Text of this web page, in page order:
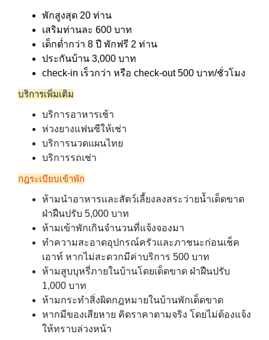
พักสูงสุด 20 ท่าน
เสริมท่านละ 600 บาท
เด็กต่ำกว่า 8 ปี พักฟรี 2 ท่าน
ประกันบ้าน 3,000 บาท
check-in เร็วกว่า หรือ check-out 500 บาท/ชั่วโมง
บริการเพิ่มเติม
บริการอาหารเช้า
ห่วงยางแฟนซีให้เช่า
บริการนวดแผนไทย
บริการรถเช่า
กฎระเบียบเข้าพัก
ห้ามนำอาหารและสัตว์เลี้ยงลงสระว่ายน้ำเด็ดขาด
ฝ่าฝืนปรับ 5,000 บาท
ห้ามเข้าพักเกินจำนวนที่แจ้งจองมา
ทำความสะอาดอุปกรณ์ครัวและภาชนะก่อนเช็ค
เอาท์ หากไม่สะดวกมีค่าบริการ 500 บาท
ห้ามสูบบุหรี่ภายในบ้านโดยเด็ดขาด ฝ่าฝืนปรับ
1,000 บาท
ห้ามกระทำสิ่งผิดกฎหมายในบ้านพักเด็ดขาด
หากมีของเสียหาย คิดราคาตามจริง โดยไม่ต้องแจ้ง
ให้ทราบล่วงหน้า